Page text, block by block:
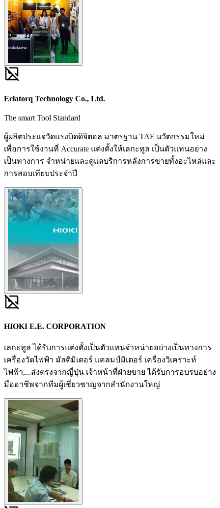
Eclatorq Technology Co., Ltd.
The smart Tool Standard
ผู้ผลิตประแจวัดแรงบิดดิจิตอล มาตรฐาน TAF นวัตกรรมใหม่
เพื่อการใช้งานที่ Accurate แต่งตั้งให้เลกะทูล เป็นตัวแทนอย่าง
เป็นทางการ จำหน่ายและดูแลบริการหลังการขายทั้งอะไหล่และ
การสอบเทียบประจำปี
HIOKI E.E. CORPORATION
เลกะทูล ได้รับการแต่งตั้งเป็นตัวแทนจำหน่ายอย่างเป็นทางการ
เครื่องวัดไฟฟ้า มัลติมิเตอร์ แคลมป์มิเตอร์ เครื่องวิเคราะห์
ไฟฟ้า,...ส่งตรงจากญี่ปุ่น เจ้าหน้าที่ฝ่ายขาย ได้รับการอบรบอย่าง
มืออาชีพจากทีมผู้เชี่ยวชาญจากสำนักงานใหญ่